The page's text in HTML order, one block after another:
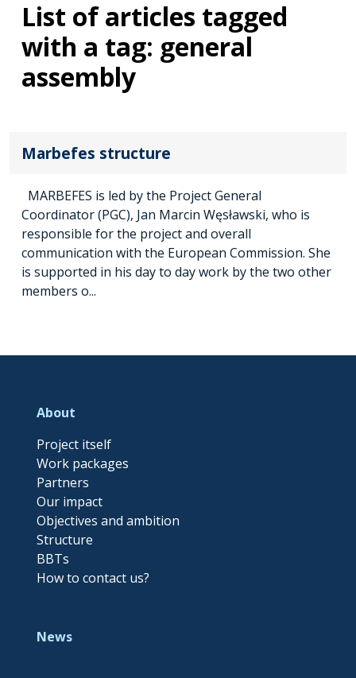
List of articles tagged
with a tag: general
assembly
Marbefes structure
MARBEFES is led by the Project General
Coordinator (PGC), Jan Marcin Węsławski, who is
responsible for the project and overall
communication with the European Commission. She
is supported in his day to day work by the two other
members o...
About
Project itself
Work packages
Partners
Our impact
Objectives and ambition
Structure
BBTs
How to contact us?
News